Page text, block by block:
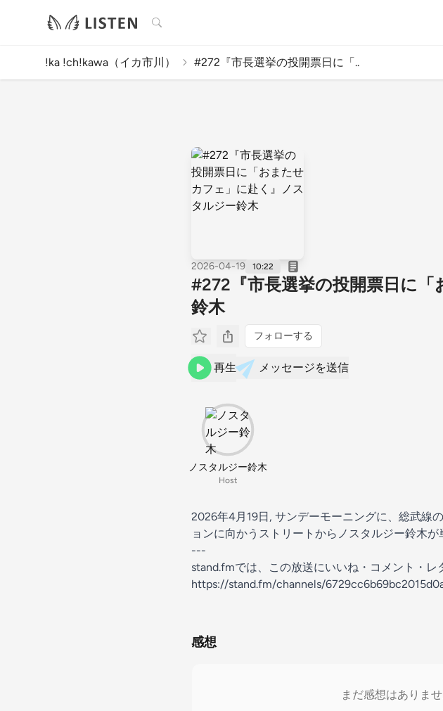
検索
!ka !ch!kawa（イカ市川） #272『市長選挙の投開票日に「..
2026-04-19 10:22
#272『市長選挙の投開票日に
鈴木
フォローする
再生 メッセージを送信
ノスタルジー鈴木
Host
2026年4月19日, サンデーモーニングに、総武線
ョンに向かうストリートからノスタルジー鈴木
---
stand.fmでは、この放送にいいね・コメント・レ
https://stand.fm/channels/
感想
まだ感想はありま